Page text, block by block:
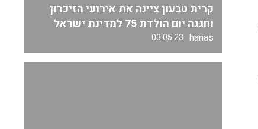
קרית טבעון ציינה את אירועי הזיכרון
וחגגה יום הולדת 75 למדינת ישראל
hanas
03.05.23